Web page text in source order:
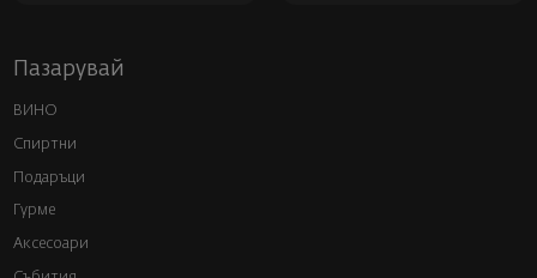
Пазарувай
ВИНО
Спиртни
Подаръци
Гурме
Аксесоари